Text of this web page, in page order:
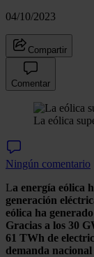
04/10/2023
Compartir
Comentar
La eólica
Ningún comentario
La energía eólica
generación
eólica ha
Gracias a los 30
61 TWh de
demanda